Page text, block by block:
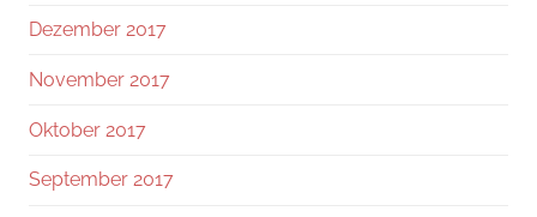
Dezember 2017
November 2017
Oktober 2017
September 2017